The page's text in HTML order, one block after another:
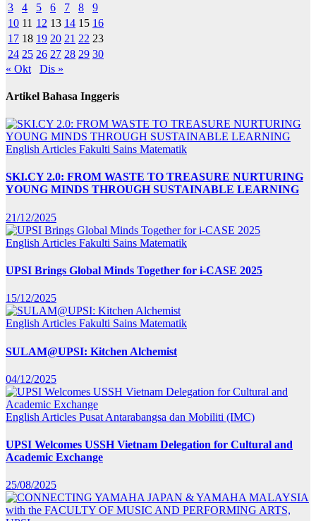
3
4 5 6 7 8
9
10 11 12 13 14 15 16
17 18 19 20 21 22 23
24 25 26 27 28 29 30
« Okt
Dis »
Artikel Bahasa Inggeris
English Articles Fakulti Sains Matematik
SKI.CY 2.0: FROM WASTE TO TREASURE NURTURING
YOUNG MINDS THROUGH SUSTAINABLE LEARNING
21/12/2025
English Articles Fakulti Sains Matematik
UPSI Brings Global Minds Together for i-CASE 2025
15/12/2025
English Articles Fakulti Sains Matematik
SULAM@UPSI: Kitchen Alchemist
04/12/2025
English Articles Pusat Antarabangsa dan Mobiliti (IMC)
UPSI Welcomes USSH Vietnam Delegation for Cultural and
Academic Exchange
25/08/2025